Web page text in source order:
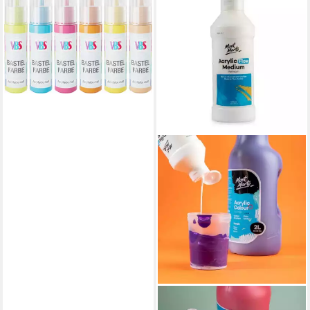
"Colorful Live", 6 x 20 ml
14,39 €
lieferbar - in 4-5 Werktagen bei dir
MONT MARTE